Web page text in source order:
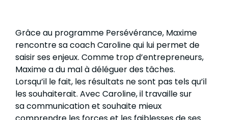
Grâce au programme Persévérance, Maxime
rencontre sa coach Caroline qui lui permet de
saisir ses enjeux. Comme trop d’entrepreneurs,
Maxime a du mal à déléguer des tâches.
Lorsqu’il le fait, les résultats ne sont pas tels qu’il
les souhaiterait. Avec Caroline, il travaille sur
sa communication et souhaite mieux